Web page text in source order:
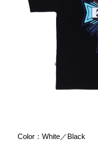
Color：White／Black